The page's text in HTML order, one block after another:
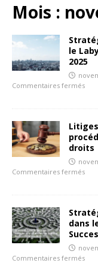
Mois :
le
2025
Commentaires fermés
droits
Commentaires fermés
dans
Commentaires fermés